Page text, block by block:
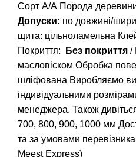
Сорт А/А Порода
Допуски: по довжині/
щита: цільноламельна
Покриття:
Без покриття /
масловіском Обробка
шліфована Виробляємо
індивідуальними
менеджера. Також
700, 800, 900, 1000 мм
та за умовами
Meest Express)